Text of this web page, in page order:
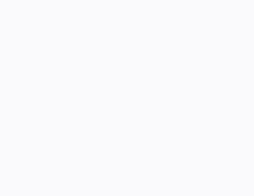
x)) -> P (index i v))